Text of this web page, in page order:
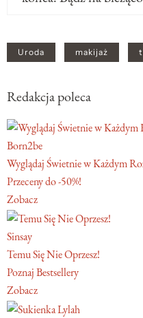
Uroda makijaż
Redakcja poleca
Born2be
Wyglądaj Świetnie w Każdym
Przeceny do -50%!
Zobacz
Sinsay
Temu Się Nie Oprzesz!
Poznaj Bestsellery
Zobacz